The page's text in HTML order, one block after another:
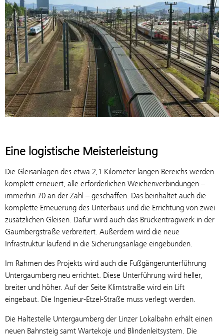
Eine logistische Meisterleistung
Die Gleisanlagen des etwa 2,1 Kilometer langen Bereichs werden
komplett erneuert, alle erforderlichen Weichenverbindungen –
immerhin 70 an der Zahl – geschaffen. Das beinhaltet auch die
komplette Erneuerung des Unterbaus und die Errichtung von zwei
zusätzlichen Gleisen. Dafür wird auch das Brückentragwerk in der
Gaumbergstraße verbreitert. Außerdem wird die neue
Infrastruktur laufend in die Sicherungsanlage eingebunden.
Im Rahmen des Projekts wird auch die Fußgängerunterführung
Untergaumberg neu errichtet. Diese Unterführung wird heller,
breiter und höher. Auf der Seite Klimtstraße wird ein Lift
eingebaut. Die Ingenieur-Etzel-Straße muss verlegt werden.
Die Haltestelle Untergaumberg der Linzer Lokalbahn erhält einen
neuen Bahnsteig samt Wartekoje und Blindenleitsystem. Die